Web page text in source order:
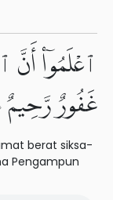
ٱعْلَمُوٓا۟ أَنَّ
غَفُورٌ رَّحِيمٌ ٩٨
berat siksa-
Pengampun